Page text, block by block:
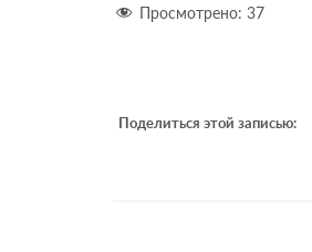
Просмотрено: 37
Поделиться этой записью: